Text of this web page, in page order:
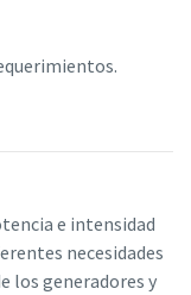
e intensidad
necesidades
los generadores y